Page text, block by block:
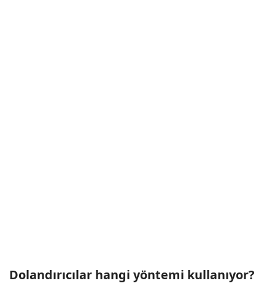
Dolandırıcılar hangi yöntemi kullanıyor?